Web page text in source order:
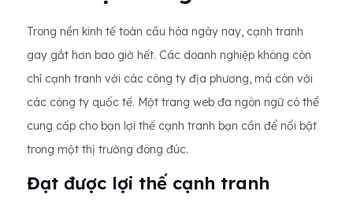
Trong nền kinh tế toàn cầu hóa ngày nay, cạnh tranh
gay gắt hơn bao giờ hết. Các doanh nghiệp không còn
chỉ cạnh tranh với các công ty địa phương, mà còn với
các công ty quốc tế. Một trang web đa ngôn ngữ có thể
cung cấp cho bạn lợi thế cạnh tranh bạn cần để nổi bật
trong một thị trường đông đúc.
Đạt được lợi thế cạnh tranh